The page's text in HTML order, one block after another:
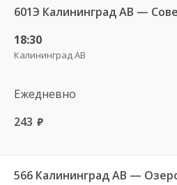
601Э Калининград АВ —
18:30
Калининград АВ
Ежедневно
243 руб.